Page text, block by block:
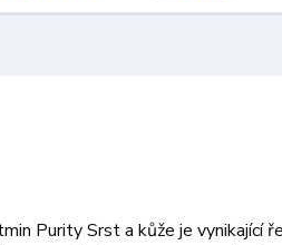
Purity Srst a kůže je vynikající